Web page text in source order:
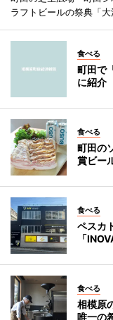
ラフトビールの祭典「
食べる
町田で
に紹介
食べる
町田の
賞ビー
食べる
ペスカ
「
食べる
相模原
唯一の